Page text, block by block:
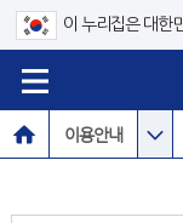
이 누리집은 대한
이용안내